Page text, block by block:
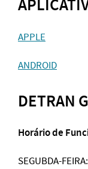
APPLE
ANDROID
DETRAN
Horário de
SEGUBDA-